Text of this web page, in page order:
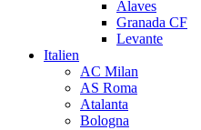
Alaves
Granada CF
Levante
Italien
AC Milan
AS Roma
Atalanta
Bologna